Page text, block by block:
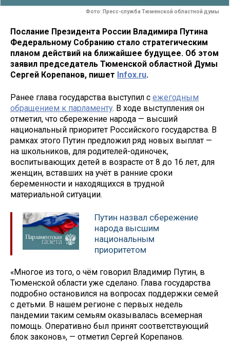
Фото: Пресс-служба Тюменской областной думы
Послание Президента России Владимира Путина
Федеральному Собранию стало стратегическим
планом действий на ближайшее будущее. Об этом
заявил председатель Тюменской областной Думы
Сергей Корепанов, пишет Infox.ru.
Ранее глава государства выступил с ежегодным
обращением к парламенту. В ходе выступления он
отметил, что сбережение народа — высший
национальный приоритет Российского государства. В
рамках этого Путин предложил ряд новых выплат —
на школьников, для родителей-одиночек,
воспитывающих детей в возрасте от 8 до 16 лет, для
женщин, вставших на учёт в ранние сроки
беременности и находящихся в трудной
материальной ситуации.
Путин назвал сбережение
народа высшим
национальным
приоритетом
«Многое из того, о чём говорил Владимир Путин, в
Тюменской области уже сделано. Глава государства
подробно остановился на вопросах поддержки семей
с детьми. В нашем регионе с первых недель
пандемии таким семьям оказывалась всемерная
помощь. Оперативно был принят соответствующий
блок законов», — отметил Сергей Корепанов.